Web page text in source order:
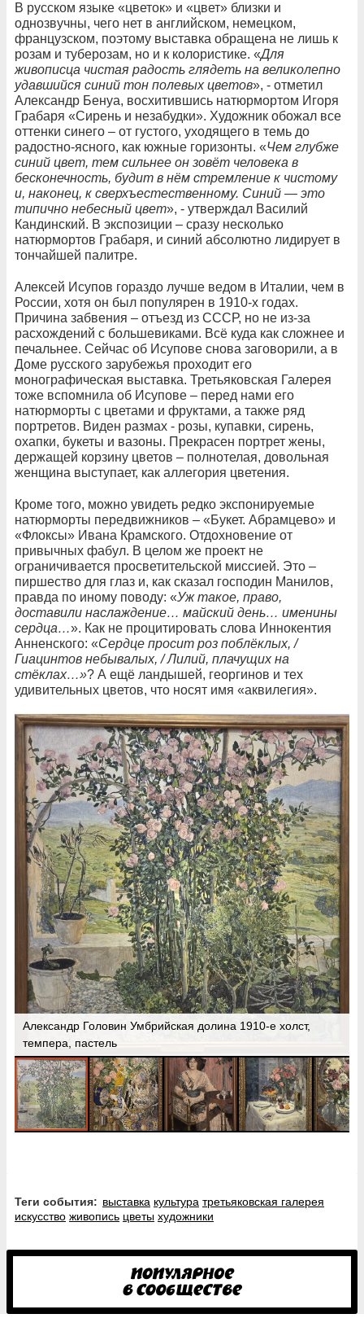
В русском языке «цветок» и «цвет» близки и
однозвучны, чего нет в английском, немецком,
французском, поэтому выставка обращена не лишь к
розам и туберозам, но и к колористике. «Для
живописца чистая радость глядеть на великолепно
удавшийся синий тон полевых цветов», - отметил
Александр Бенуа, восхитившись натюрмортом Игоря
Грабаря «Сирень и незабудки». Художник обожал все
оттенки синего – от густого, уходящего в темь до
радостно-ясного, как южные горизонты. «Чем глубже
синий цвет, тем сильнее он зовёт человека в
бесконечность, будит в нём стремление к чистому
и, наконец, к сверхъестественному. Синий — это
типично небесный цвет», - утверждал Василий
Кандинский. В экспозиции – сразу несколько
натюрмортов Грабаря, и синий абсолютно лидирует в
тончайшей палитре.
Алексей Исупов гораздо лучше ведом в Италии, чем в
России, хотя он был популярен в 1910-х годах.
Причина забвения – отъезд из СССР, но не из-за
расхождений с большевиками. Всё куда как сложнее и
печальнее. Сейчас об Исупове снова заговорили, а в
Доме русского зарубежья проходит его
монографическая выставка. Третьяковская Галерея
тоже вспомнила об Исупове – перед нами его
натюрморты с цветами и фруктами, а также ряд
портретов. Виден размах - розы, купавки, сирень,
охапки, букеты и вазоны. Прекрасен портрет жены,
держащей корзину цветов – полнотелая, довольная
женщина выступает, как аллегория цветения.
Кроме того, можно увидеть редко экспонируемые
натюрморты передвижников – «Букет. Абрамцево» и
«Флоксы» Ивана Крамского. Отдохновение от
привычных фабул. В целом же проект не
ограничивается просветительской миссией. Это –
пиршество для глаз и, как сказал господин Манилов,
правда по иному поводу: «Уж такое, право,
доставили наслаждение… майский день… именины
сердца…». Как не процитировать слова Иннокентия
Анненского: «Сердце просит роз поблёклых, /
Гиацинтов небывалых, / Лилий, плачущих на
стёклах…»? А ещё ландышей, георгинов и тех
удивительных цветов, что носят имя «аквилегия».
Александр Головин Умбрийская долина 1910-е холст,
темпера, пастель
Теги события: выставка культура третьяковская галерея
искусство живопись цветы художники